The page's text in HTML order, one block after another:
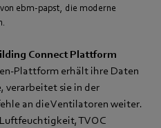
ebm-papst, die moderne
Connect Plattform
Plattform erhält ihre Daten
verarbeitet sie in der
an die Ventilatoren weiter.
TVOC